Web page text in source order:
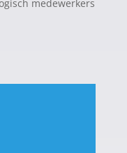
medewerkers